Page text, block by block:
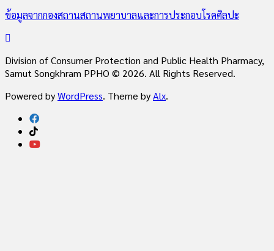
ข้อมูลจากกองสถานสถานพยาบาลและการประกอบโรคศิลปะ
Division of Consumer Protection and Public Health Pharmacy,
Samut Songkhram PPHO © 2026. All Rights Reserved.
Powered byWordPress. Theme byAlx.